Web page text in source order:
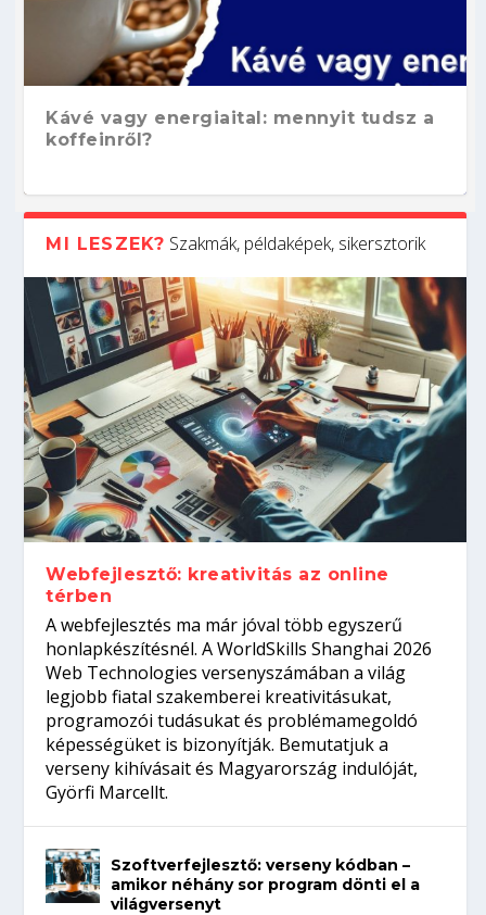
Kávé vagy energiaital: mennyit tudsz a
koffeinről?
Hogyan készíts ATS-barát önéletrajzot?
Így növelheted az esélyedet az
állásinterjúra...
Kitalálod, mire használják ezeket a
gépeket?
Nem sikerült az egyetemi felvételi?
Tanulj szakmát!
Szoftverfejlesztő: verseny kódban –
amikor néhány sor program dönti el a
világversenyt...
MI LESZEK? Szakmák, példaképek, sikersztorik
Webfejlesztő: kreativitás az online
térben
A webfejlesztés ma már jóval több egyszerű
honlapkészítésnél. A WorldSkills Shanghai 2026
Web Technologies versenyszámában a világ
legjobb fiatal szakemberei kreativitásukat,
programozói tudásukat és problémamegoldó
képességüket is bizonyítják. Bemutatjuk a
verseny kihívásait és Magyarország indulóját,
Györfi Marcellt.
Szoftverfejlesztő: verseny kódban –
amikor néhány sor program dönti el a
világversenyt